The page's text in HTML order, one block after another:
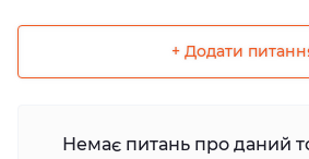
+ Додати
Немає питань про даний